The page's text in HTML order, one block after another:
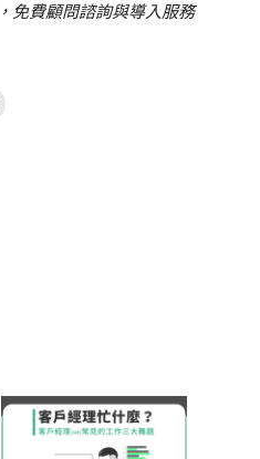
免費顧問諮詢與導入服務